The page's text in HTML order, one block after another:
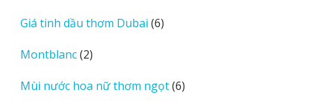
Giá tinh dầu thơm Dubai 66
Montblanc 22
phẩm
Mùi nước hoa nữ thơm ngọt 66